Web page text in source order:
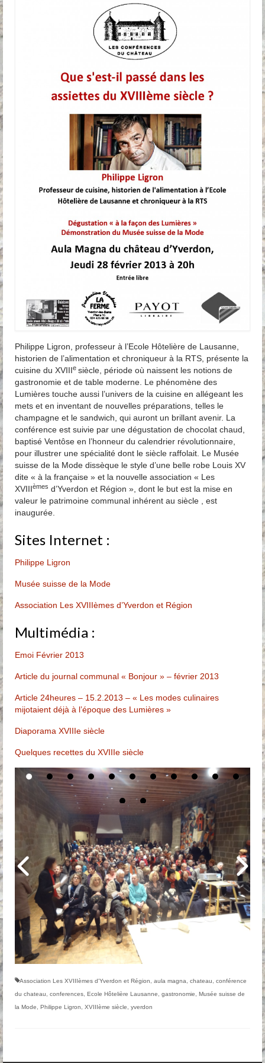
Anciennes conférences
Partenaires, Sponsors & Amis
Partenaires
Sponsors
Amis
Informations pratiques
Philippe Ligron, professeur à l’Ecole Hôtelière de Lausanne,
historien de l’alimentation et chroniqueur à la RTS, présente la
cuisine du XVIIIe siècle, période où naissent les notions de
gastronomie et de table moderne. Le phénomène des
Lumières touche aussi l’univers de la cuisine en allégeant les
mets et en inventant de nouvelles préparations, telles le
champagne et le sandwich, qui auront un brillant avenir. La
conférence est suivie par une dégustation de chocolat chaud,
baptisé Ventôse en l’honneur du calendrier révolutionnaire,
pour illustrer une spécialité dont le siècle raffolait. Le Musée
suisse de la Mode dissèque le style d’une belle robe Louis XV
dite « à la française » et la nouvelle association « Les
XVIIIèmes d’Yverdon et Région », dont le but est la mise en
valeur le patrimoine communal inhérent au siècle , est
inaugurée.
Sites Internet :
Philippe Ligron
Musée suisse de la Mode
Association Les XVIIIèmes d’Yverdon et Région
Multimédia :
Emoi Février 2013
Article du journal communal « Bonjour » – février 2013
Article 24heures – 15.2.2013 – « Les modes culinaires
mijotaient déjà à l’époque des Lumières »
Diaporama XVIIIe siècle
Quelques recettes du XVIIIe siècle
Association Les XVIIIèmes d'Yverdon et Région aula magna chateau
conférence
du chateau
conferences Ecole Hôtelière Lausanne gastronomie
Musée suisse de
la Mode
Philippe Ligron XVIIIème siècle yverdon